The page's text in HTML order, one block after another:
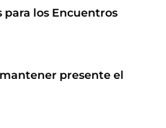
los Encuentros
presente el